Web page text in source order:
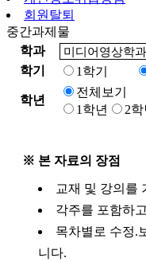
회원탈퇴
중간과제물
학과
학기
1학기
학년
전체보기
1학년
2학
※ 본 자료의 장점
교재 및 강의를
각주를 포함하
목차별로 수정.
니다.